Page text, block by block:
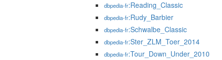
dbpedia-fr:Reading_Classic
dbpedia-fr:Rudy_Barbier
dbpedia-fr:Schwalbe_Classic
dbpedia-fr:Ster_ZLM_Toer_2014
dbpedia-fr:Tour_Down_Under_2010